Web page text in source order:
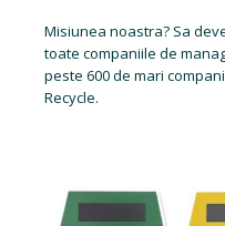
Misiunea noastra? Sa
toate companiile de
peste 600 de mari
Recycle.